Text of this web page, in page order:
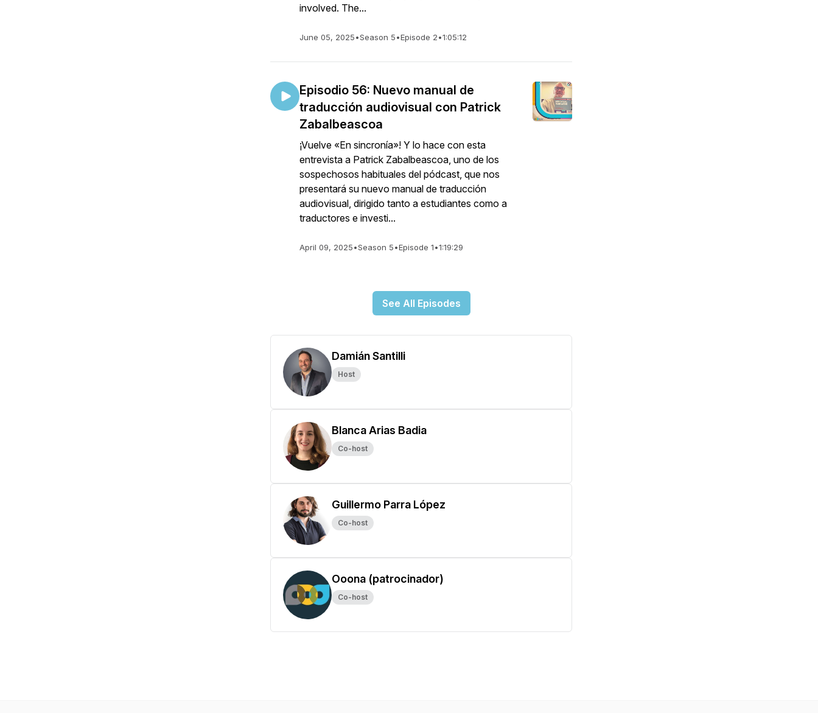
involved. The...
June 05, 2025•Season 5•Episode 2•1:05:12
Episodio 56: Nuevo manual de
traducción audiovisual con Patrick
Zabalbeascoa
¡Vuelve «En sincronía»! Y lo hace con esta
entrevista a Patrick Zabalbeascoa, uno de los
sospechosos habituales del pódcast, que nos
presentará su nuevo manual de traducción
audiovisual, dirigido tanto a estudiantes como a
traductores e investi...
April 09, 2025•Season 5•Episode 1•1:19:29
See All Episodes
Damián Santilli
Host
Blanca Arias Badia
Co-host
Guillermo Parra López
Co-host
Ooona (patrocinador)
Co-host